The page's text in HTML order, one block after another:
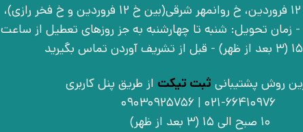
تهران، خ انقلاب، خ 12 فروردین، خ روانمهر شرقی(بین خ 12 فروردین و خ فخر رازی)،
بن‌بست اوّل، پلاک 1 - زمان تحویل: شنبه تا چهارشنبه به جز روزهای تعطیل از ساعت
روش پشتیبانی ثبت تیکت از طریق پنل کاربری
10 صبح الی 15 (3 بعد از ظهر)